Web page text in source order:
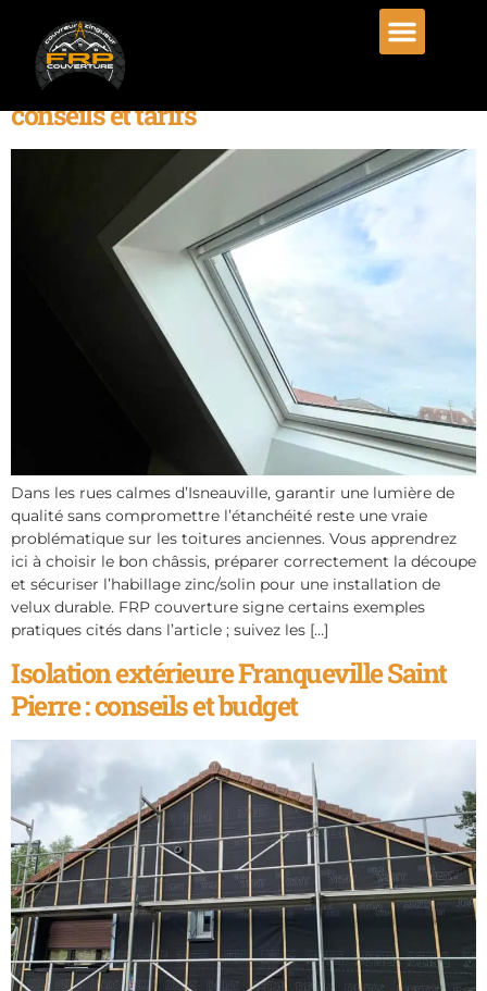
Catégorie :
Installation de velux à Isneauville :
conseils et tarifs
Dans les rues calmes d’Isneauville, garantir une lumière de
qualité sans compromettre l’étanchéité reste une vraie
problématique sur les toitures anciennes. Vous apprendrez
ici à choisir le bon châssis, préparer correctement la découpe
et sécuriser l’habillage zinc/solin pour une installation de
velux durable. FRP couverture signe certains exemples
pratiques cités dans l’article ; suivez les […]
Isolation extérieure Franqueville Saint
Pierre : conseils et budget